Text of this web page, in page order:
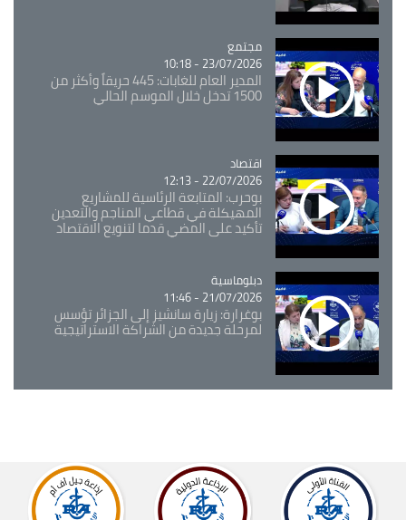
Catégorie
مجتمع
23/07/2026 - 10:18
المدير العام للغابات: 445 حريقاً وأكثر من
1500 تدخل خلال الموسم الحالي
Catégorie
اقتصاد
22/07/2026 - 12:13
بوحرب: المتابعة الرئاسية للمشاريع
المهيكلة في قطاعي المناجم والتعدين
تأكيد على المضي قدما لتنويع الاقتصاد
Catégorie
دبلوماسية
21/07/2026 - 11:46
بوغرارة: زيارة سانشيز إلى الجزائر تؤسس
لمرحلة جديدة من الشراكة الاستراتيجية